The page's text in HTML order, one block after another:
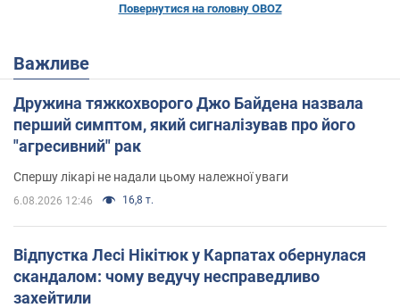
Повернутися на головну OBOZ
Важливе
Дружина тяжкохворого Джо Байдена назвала
перший симптом, який сигналізував про його
"агресивний" рак
Спершу лікарі не надали цьому належної уваги
6.08.2026 12:46 16,8 т.
Відпустка Лесі Нікітюк у Карпатах обернулася
скандалом: чому ведучу несправедливо
захейтили